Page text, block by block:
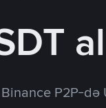
al
P2P-də